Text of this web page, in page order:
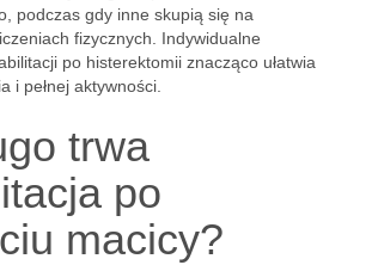
podczas gdy inne skupią się na
fizycznych. Indywidualne
po histerektomii znacząco ułatwia
i pełnej aktywności.
trwa
po
macicy?